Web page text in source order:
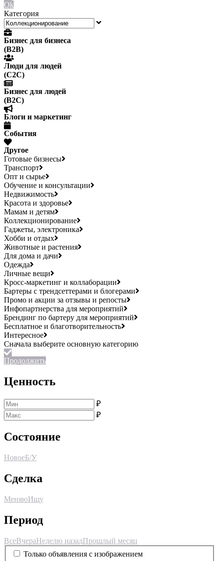
Ok
Категория
Бизнес для бизнеса
(B2B)
Люди для людей
(С2С)
Бизнес для людей
(B2C)
Блоги и маркетинг
События
Другое
Готовые бизнесы
Транспорт
Опт и сырье
Обучение и консультации
Недвижимость
Красота и здоровье
Мамам и детям
Коллекционирование
Гаджеты, электроника
Хобби и отдых
Животные и растения
Для дома и дачи
Одежда
Личные вещи
Кросс-маркетинг и коллаборации
Бартеры с трендсеттерами и блогерами
Промо и акции за отзывы и репосты
Инфопартнерства для мероприятий
Брендинг по бартеру для мероприятий
Бесплатное и благотворительность
Интересное
Продолжить
Ценность
₽
₽
Состояние
НовоеБ/У
Сделка
МеняюИщу
Период
ВсеВчераНеделю назадПрошлый месяц
Только объявления с изображением